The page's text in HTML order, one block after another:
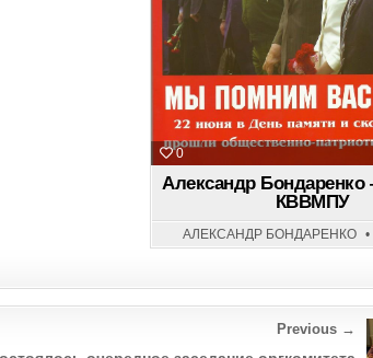
0
Александр Бондаренко
КВВМПУ
АЛЕКСАНДР БОНДАРЕНКО
Previous →